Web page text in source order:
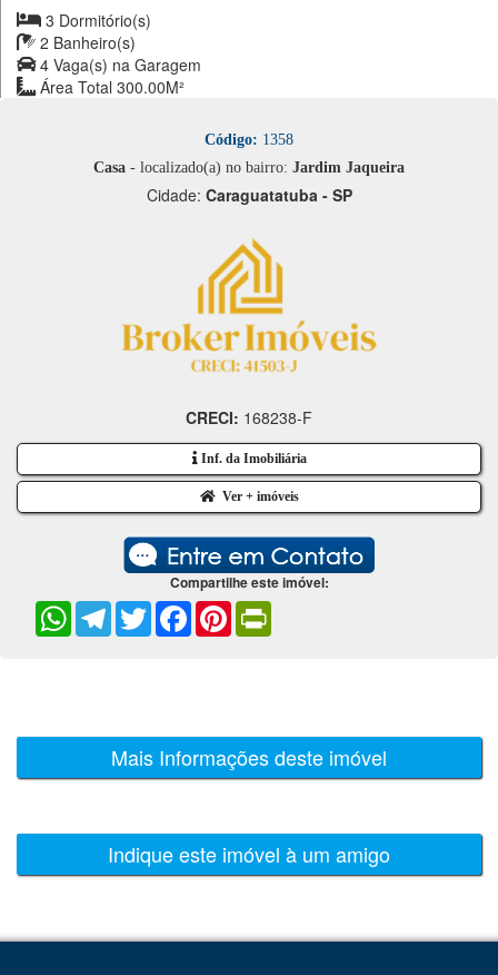
3 Dormitório(s)
2 Banheiro(s)
4 Vaga(s) na Garagem
Área Total 300.00M²
Código: 1358
Casa - localizado(a) no bairro: Jardim Jaqueira
Cidade: Caraguatatuba - SP
CRECI: 168238-F
Inf. da Imobiliária
Ver + imóveis
Compartilhe este imóvel:
WhatsAppTelegramTwitterFacebookPinterest
Mais Informações deste imóvel
Indique este imóvel à um amigo